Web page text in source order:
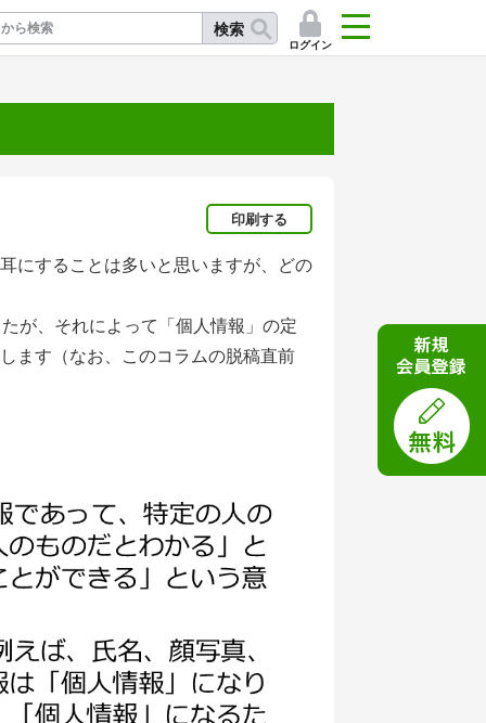
検索
ログイン
印刷する
にすることは多いと思いますが、どの
が、それによって「個人情報」の定
ます（なお、このコラムの脱稿直前